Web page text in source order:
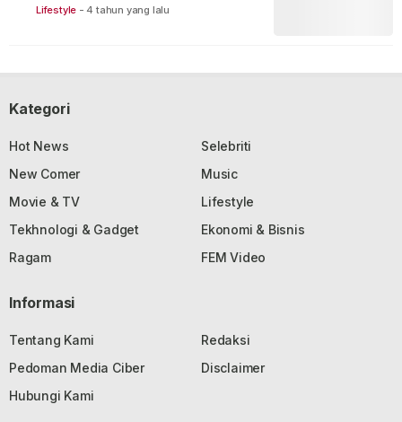
Lifestyle - 4 tahun yang lalu
Kategori
Hot News
Selebriti
New Comer
Music
Movie & TV
Lifestyle
Tekhnologi & Gadget
Ekonomi & Bisnis
Ragam
FEM Video
Informasi
Tentang Kami
Redaksi
Pedoman Media Ciber
Disclaimer
Hubungi Kami